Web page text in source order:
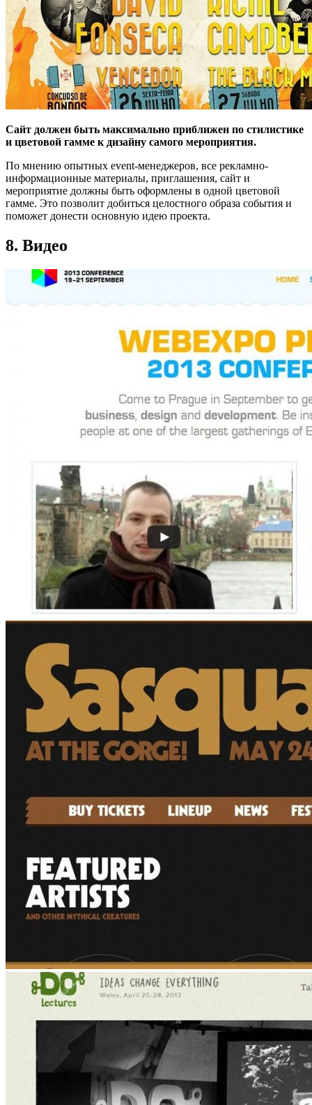
Сайт должен быть максимально приближен по стилистике
и цветовой гамме к дизайну самого мероприятия.
По мнению опытных event-менеджеров, все рекламно-
информационные материалы, приглашения, сайт и
мероприятие должны быть оформлены в одной цветовой
гамме. Это позволит добиться целостного образа события и
поможет донести основную идею проекта.
8. Видео